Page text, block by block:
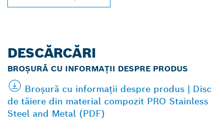
DESCĂRCĂRI
BROȘURĂ CU INFORMAȚII DESPRE PRODUS
Broșură cu informații despre produs | Disc
de tăiere din material compozit PRO Stainless
Steel and Metal (PDF)